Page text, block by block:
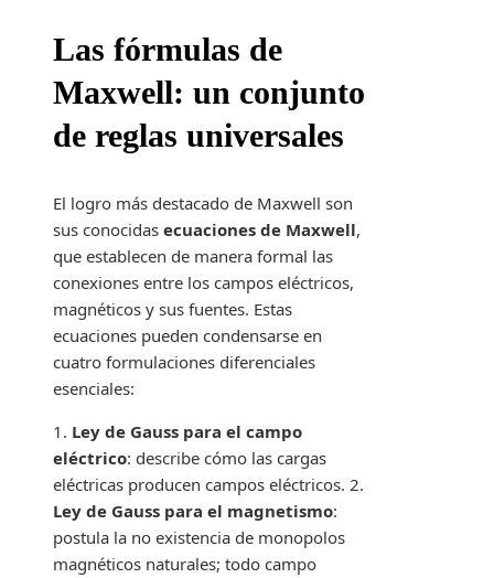
Las fórmulas de
Maxwell: un conjunto
de reglas universales
El logro más destacado de Maxwell son
sus conocidas ecuaciones de Maxwell,
que establecen de manera formal las
conexiones entre los campos eléctricos,
magnéticos y sus fuentes. Estas
ecuaciones pueden condensarse en
cuatro formulaciones diferenciales
esenciales:
1. Ley de Gauss para el campo
eléctrico: describe cómo las cargas
eléctricas producen campos eléctricos. 2.
Ley de Gauss para el magnetismo:
postula la no existencia de monopolos
magnéticos naturales; todo campo